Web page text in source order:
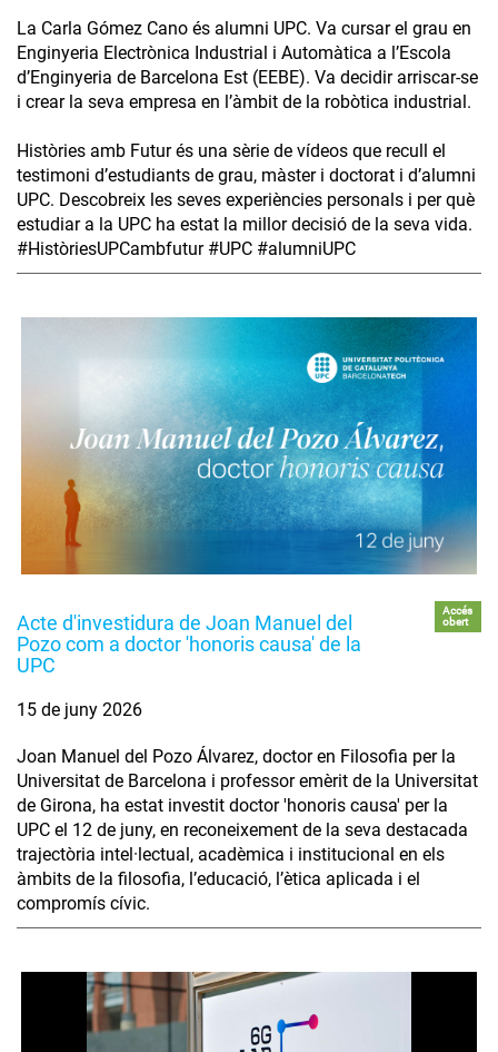
La Carla Gómez Cano és alumni UPC. Va cursar el grau en
Enginyeria Electrònica Industrial i Automàtica a l’Escola
d’Enginyeria de Barcelona Est (EEBE). Va decidir arriscar-se
i crear la seva empresa en l’àmbit de la robòtica industrial.
Històries amb Futur és una sèrie de vídeos que recull el
testimoni d’estudiants de grau, màster i doctorat i d’alumni
UPC. Descobreix les seves experiències personals i per què
estudiar a la UPC ha estat la millor decisió de la seva vida.
#HistòriesUPCambfutur #UPC #alumniUPC
Acte d'investidura de Joan Manuel del
Pozo com a doctor 'honoris causa' de la
UPC
Accés
obert
15 de juny 2026
Joan Manuel del Pozo Álvarez, doctor en Filosofia per la
Universitat de Barcelona i professor emèrit de la Universitat
de Girona, ha estat investit doctor 'honoris causa' per la
UPC el 12 de juny, en reconeixement de la seva destacada
trajectòria intel·lectual, acadèmica i institucional en els
àmbits de la filosofia, l’educació, l’ètica aplicada i el
compromís cívic.